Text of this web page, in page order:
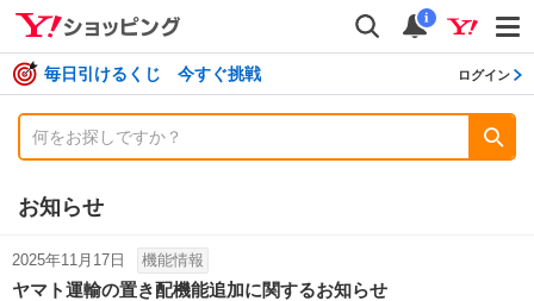
検索
通知
i
毎日引けるくじ 今すぐ挑戦 ログイン
お知らせ
2025年11月17日 機能情報
ヤマト運輸の置き配機能追加に関するお知らせ